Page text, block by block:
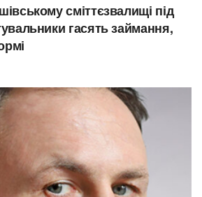
сміттєзвалищі під
гасять займання,